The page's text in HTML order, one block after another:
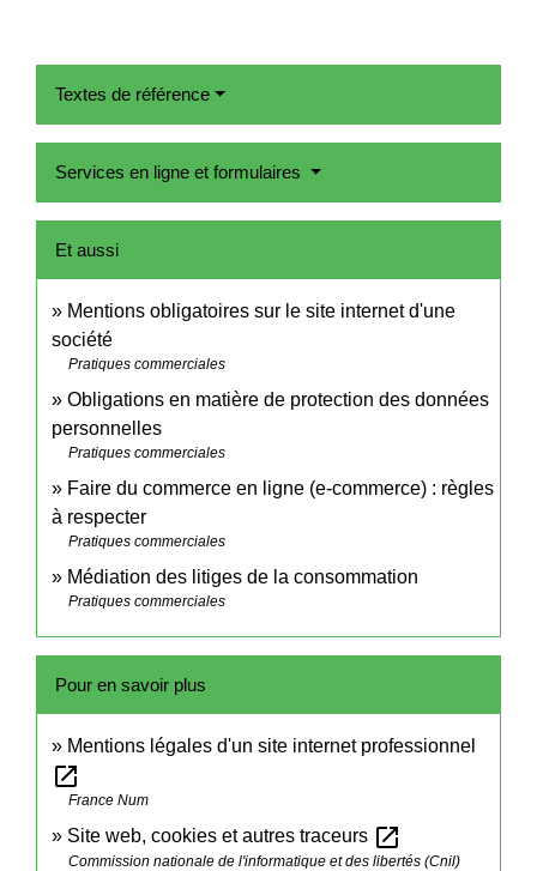
Textes de référence
Services en ligne et formulaires
Et aussi
Mentions obligatoires sur le site internet d'une
société
Pratiques commerciales
Obligations en matière de protection des données
personnelles
Pratiques commerciales
Faire du commerce en ligne (e-commerce) : règles
à respecter
Pratiques commerciales
Médiation des litiges de la consommation
Pratiques commerciales
Pour en savoir plus
Mentions légales d'un site internet professionnel
open_in_new
France Num
Site web, cookies et autres traceurs open_in_new
Commission nationale de l'informatique et des libertés (Cnil)